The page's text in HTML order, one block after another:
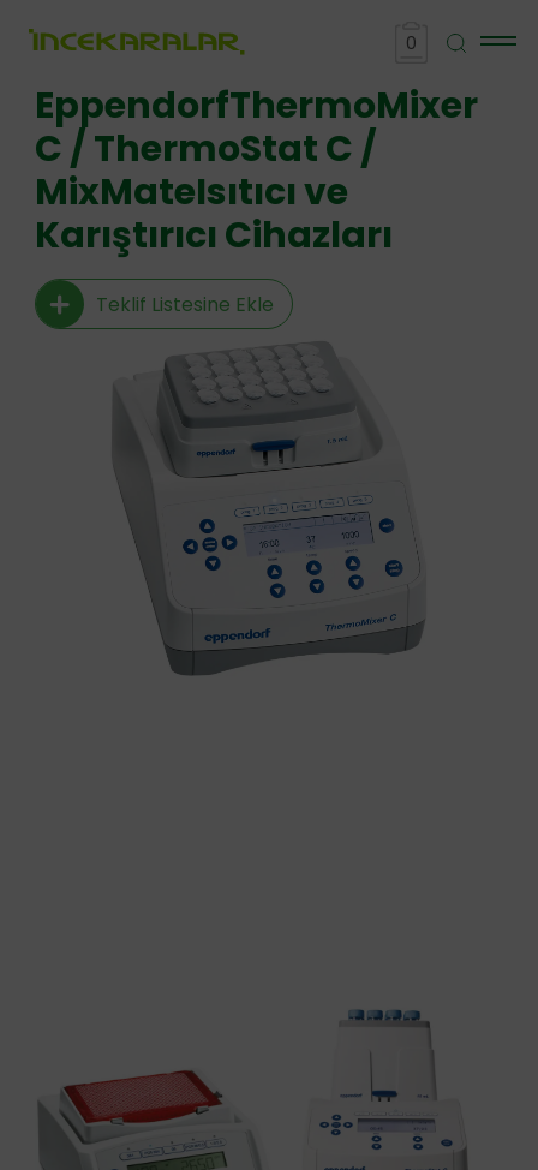
0
EppendorfThermoMixer
C / ThermoStat C /
MixMateIsıtıcı ve
Karıştırıcı Cihazları
Teklif Listesine Ekle